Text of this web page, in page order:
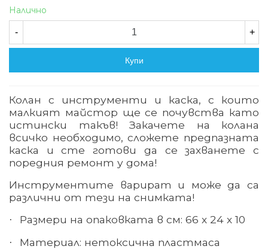
Налично
- +
Купи
Колан с инструменти и каска, с които
малкият майстор ще се почувства като
истински такъв! Закачете на колана
всичко необходимо, сложете предпазната
каска и сте готови да се захванете с
поредния ремонт у дома!
Инструментите варират и може да са
различни от тези на снимката!
· Размери на опаковката в см: 66 х 24 х 10
· Материал: нетоксична пластмаса